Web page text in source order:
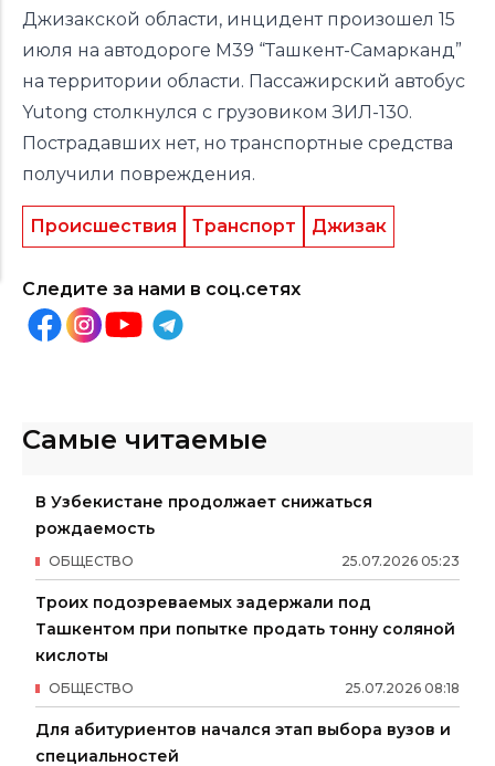
Джизакской области, инцидент произошел 15
июля на автодороге М39 “Ташкент-Самарканд”
на территории области. Пассажирский автобус
Yutong столкнулся с грузовиком ЗИЛ-130.
Пострадавших нет, но транспортные средства
получили повреждения.
Происшествия Транспорт Джизак
Следите за нами в соц.сетях
Самые читаемые
В Узбекистане продолжает снижаться
рождаемость
25.07.2026 05:23
ОБЩЕСТВО
Троих подозреваемых задержали под
Ташкентом при попытке продать тонну соляной
кислоты
25.07.2026 08:18
ОБЩЕСТВО
Для абитуриентов начался этап выбора вузов и
специальностей